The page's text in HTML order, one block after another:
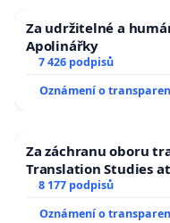
Za udržitelné a
Apolinářky
7 426 podpisů
Oznámení o
Za záchranu oboru
Translation Studies
University
8 177 podpisů
Oznámení o